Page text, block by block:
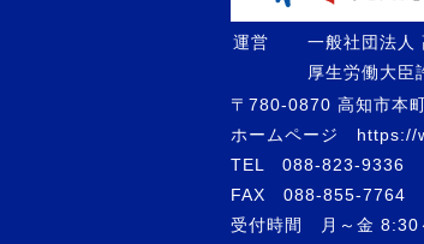
運営
一般社団法人
厚生労働大
〒780-0870 高知市本
ホームページ https://
TEL 088-823-9336
FAX 088-855-7764
受付時間 月～金 8:30